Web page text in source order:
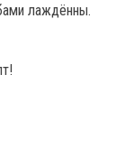
лаждённы.